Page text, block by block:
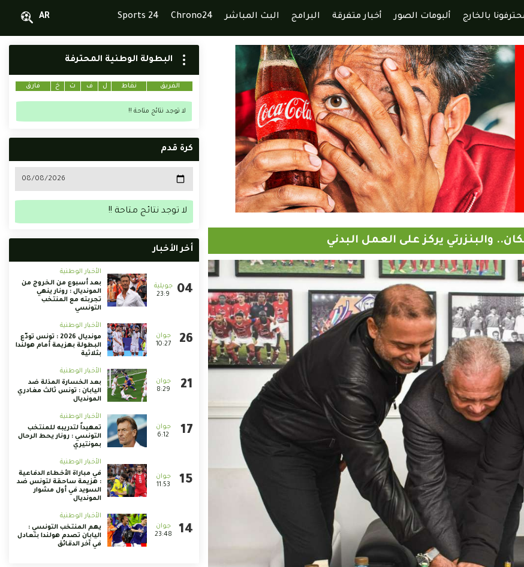
بالخارج ألبومات الصور أخبار متفرقة البرامج البث المباشر Chrono24
Sports 24
AR
والبنزرتي يركز على العمل البدني
البطولة الوطنية المحترفة
الفريق نقاط ل ف ت خ فارق
لا توجد نتائج متاحة !!
كرة قدم
لا توجد نتائج متاحة !!
أخر الأخبار
23:9
الأخبار الوطنية
بعد أسبوع من الخروج من
المونديال : رونار ينهي
تجربته مع المنتخب
التونسي
10:27
الأخبار الوطنية
مونديال 2026 : تونس تودّع
البطولة بهزيمة أمام هولندا
بثلاثية
8:29
الأخبار الوطنية
بعد الخسارة المذلة ضد
اليابان : تونس ثالث مغادري
المونديال
6:12
الأخبار الوطنية
تمهيداً لتدريبه للمنتخب
التونسي : رونار يحط الرحال
بمونتيري
11:53
الأخبار الوطنية
في مباراة الأخطاء الدفاعية
: هزيمة ساحقة لتونس ضد
السويد في أول مشوار
المونديال
23:48
الأخبار الوطنية
يهم المنتخب التونسي :
اليابان تصدم هولندا بتعادل
في آخر الدقائق